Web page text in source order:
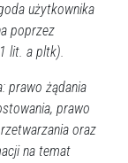
użytkownika
poprzez
lit. a pltk).
prawo żądania
prawo
oraz
na temat